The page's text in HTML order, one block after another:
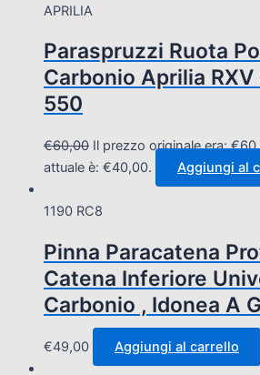
APRILIA
Paraspruzzi Ruota
Carbonio Aprilia RXV
550
€60,00 Il prezzo originale era:
attuale è: €40,00.
Aggiungi al
1190 RC8
Pinna Paracatena
Catena Inferiore
Carbonio , Idonea A
€49,00 Aggiungi al carrello